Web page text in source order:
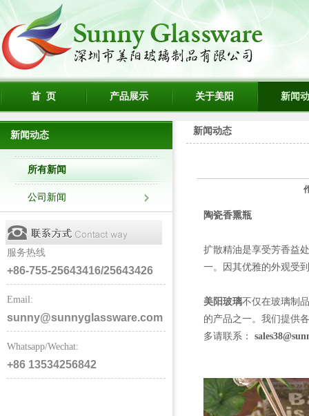
首 页 产品展示 关于美阳 新闻
新闻动态
所有新闻
公司新闻
服务热线
+86-755-25643416/25643426
Email:
sunny@sunnyglassware.com
Whatsapp/Wechat:
+86 13534256842
新闻动态
陶瓷香熏瓶
扩散精油是享受芳香益
一。因其优雅的外观受
美阳玻璃不仅在玻璃制
的产品之一。我们提供
多请联系：